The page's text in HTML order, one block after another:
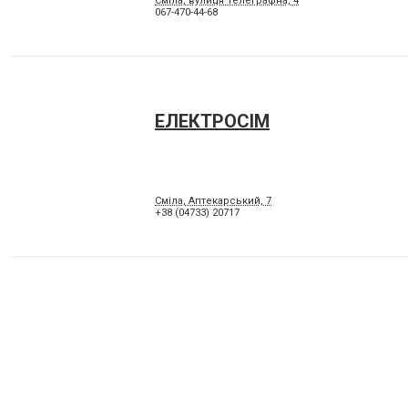
067-470-44-68
ЕЛЕКТРОСІМ
Сміла, Аптекарський, 7
+38 (04733) 20717